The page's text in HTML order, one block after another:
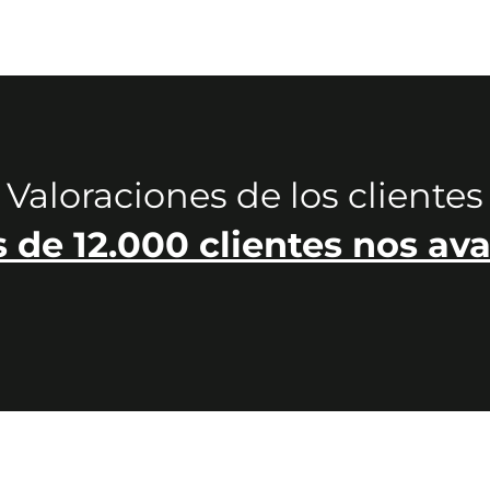
Valoraciones de los clientes
de 12.000 clientes nos